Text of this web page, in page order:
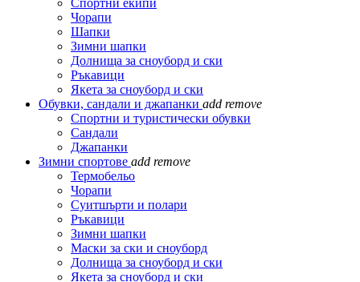
Спортни екипи
Чорапи
Шапки
Зимни шапки
Долнища за сноуборд и ски
Ръкавици
Якета за сноуборд и ски
Обувки, сандали и джапанки add remove
Спортни и туристически обувки
Сандали
Джапанки
Зимни спортове add remove
Термобельо
Чорапи
Суитшърти и полари
Ръкавици
Зимни шапки
Маски за ски и сноуборд
Долнища за сноуборд и ски
Якета за сноуборд и ски